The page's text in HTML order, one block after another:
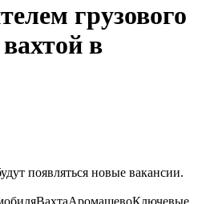
грузового
в
появляться новые вакансии.